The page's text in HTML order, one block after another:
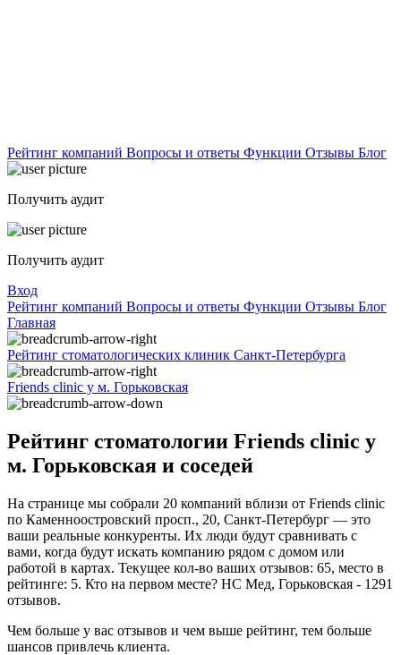
Рейтинг компаний Вопросы и ответы Функции Отзывы Блог
Получить аудит
Получить аудит
Вход
Рейтинг компаний Вопросы и ответы Функции Отзывы Блог
Главная
Рейтинг стоматологических клиник Санкт-Петербурга
Friends clinic у м. Горьковская
Рейтинг стоматологии Friends clinic у
м. Горьковская и соседей
На странице мы собрали 20 компаний вблизи от Friends clinic
по Каменноостровский просп., 20, Санкт-Петербург — это
ваши реальные конкуренты. Их люди будут сравнивать с
вами, когда будут искать компанию рядом с домом или
работой в картах. Текущее кол-во ваших отзывов: 65, место в
рейтинге: 5. Кто на первом месте? НС Мед, Горьковская - 1291
отзывов.
Чем больше у вас отзывов и чем выше рейтинг, тем больше
шансов привлечь клиента.